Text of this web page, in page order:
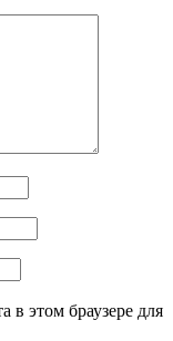
в этом браузере для